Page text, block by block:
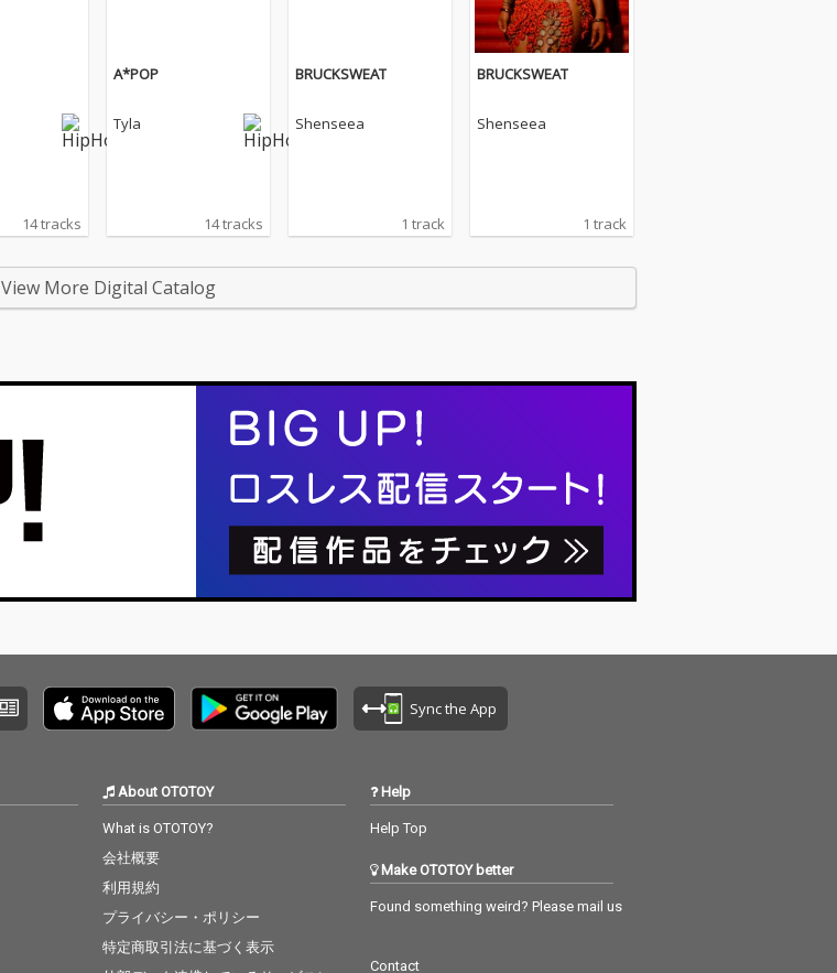
14 tracks
A*POP
Tyla
14 tracks
BRUCKSWEAT
Shenseea
1 track
BRUCKSWEAT
Shenseea
1 track
View More Digital Catalog
Sync the App
About OTOTOY
What is OTOTOY?
会社概要
利用規約
プライバシー・ポリシー
特定商取引法に基づく表示
Help
Help Top
Make OTOTOY better
Found something weird? Please mail us
Contact